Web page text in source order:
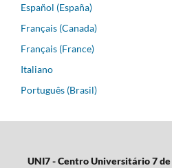
Español (España)
Français (Canada)
Français (France)
Italiano
Português (Brasil)
UNI7 - Centro Universitário 7